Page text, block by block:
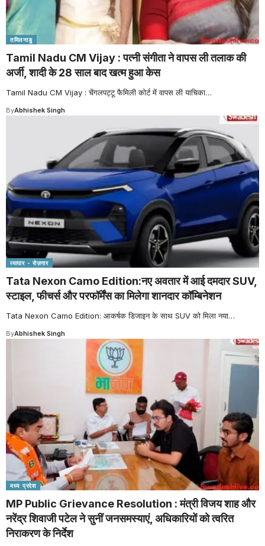
तमिलनाडु
Tamil Nadu CM Vijay : पत्नी संगीता ने वापस ली तलाक की
अर्जी, शादी के 28 साल बाद खत्म हुआ केस
Tamil Nadu CM Vijay : चेंगलपट्टू फैमिली कोर्ट में वापस ली याचिका…
ByAbhishek Singh
व्यापार - रोज़गार
Tata Nexon Camo Edition:नए अवतार में आई दमदार SUV,
स्टाइल, फीचर्स और परफॉर्मेंस का मिलेगा शानदार कॉम्बिनेशन
Tata Nexon Camo Edition: आकर्षक डिजाइन के साथ SUV को मिला नया…
ByAbhishek Singh
मध्य प्रदेश
MP Public Grievance Resolution : मंत्री विजय शाह और
नरेंद्र शिवाजी पटेल ने सुनीं जनसमस्याएं, अधिकारियों को त्वरित
निराकरण के निर्देश